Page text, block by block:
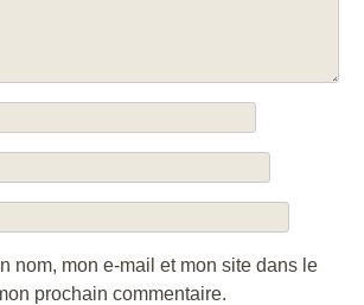
nom, mon e-mail et mon site dans le
prochain commentaire.